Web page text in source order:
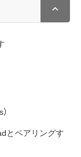
とペアリングす